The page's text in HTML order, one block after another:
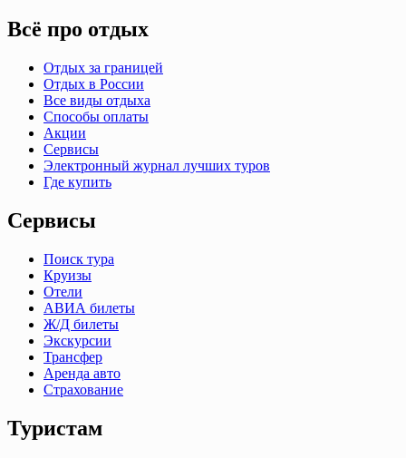
Всё про отдых
Отдых за границей
Отдых в России
Все виды отдыха
Способы оплаты
Акции
Сервисы
Электронный журнал лучших туров
Где купить
Сервисы
Поиск тура
Круизы
Отели
АВИА билеты
Ж/Д билеты
Экскурсии
Трансфер
Аренда авто
Страхование
Туристам